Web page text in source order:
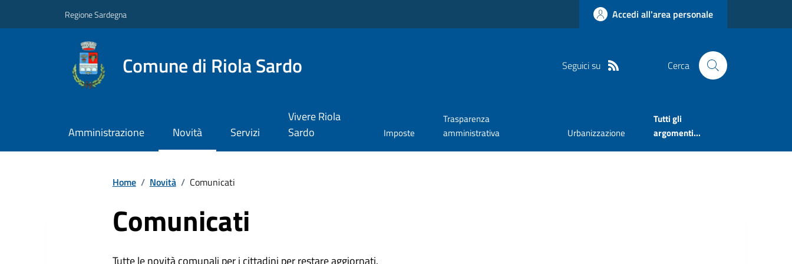
Regione Sardegna Accedi all'area personale
Comune di Riola Sardo Seguici su Cerca
Amministrazione Novità Servizi
Vivere Riola
Sardo
Imposte
Trasparenza
amministrativa
Urbanizzazione
Tutti gli
argomenti...
Home / Novità / Comunicati
Comunicati
Tutte le novità comunali per i cittadini per restare aggiornati.